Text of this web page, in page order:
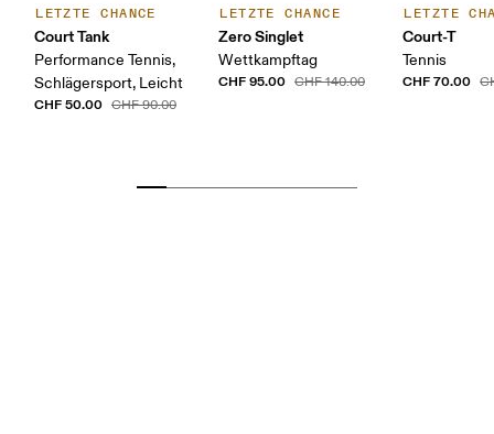
LETZTE CHANCE
Court Tank
Performance Tennis,
Schlägersport, Leicht
CHF 50.00 CHF 90.00
LETZTE CHANCE
Zero Singlet
Wettkampftag
CHF 95.00 CHF 140.00
LETZTE
Court-T
Tennis
CHF 70.00